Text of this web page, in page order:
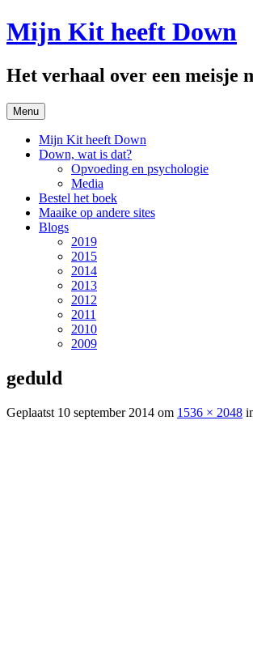
Spring
naar
Mijn Kit heeft Down
Het verhaal over een meisje
Menu
Mijn Kit heeft Down
Down, wat is dat?
Opvoeding en psychologie
Media
Bestel het boek
Maaike op andere sites
Blogs
2019
2015
2014
2013
2012
2011
2010
2009
geduld
Geplaatst 10 september 2014 om 1536 × 2048